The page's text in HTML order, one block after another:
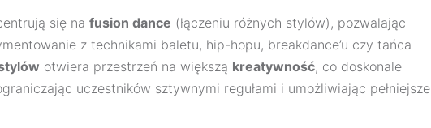
się na fusion dance (łączeniu różnych stylów), pozwalając
z technikami baletu, hip-hopu, breakdance’u czy tańca
otwiera przestrzeń na większą kreatywność, co doskonale
uczestników sztywnymi regułami i umożliwiając pełniejsze